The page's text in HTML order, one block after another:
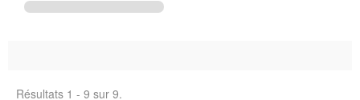
Résultats 1 - 9 sur 9.